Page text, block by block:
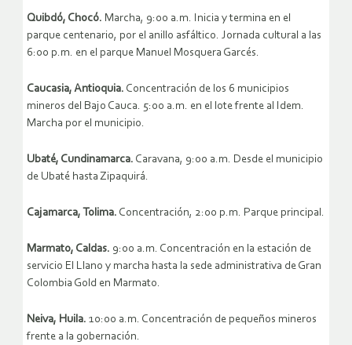
Quibdó, Chocó. Marcha, 9:00 a.m. Inicia y termina en el
parque centenario, por el anillo asfáltico. Jornada cultural a las
6:00 p.m. en el parque Manuel Mosquera Garcés.
Caucasia, Antioquia. Concentración de los 6 municipios
mineros del Bajo Cauca. 5:00 a.m. en el lote frente al Idem.
Marcha por el municipio.
Ubaté, Cundinamarca. Caravana, 9:00 a.m. Desde el municipio
de Ubaté hasta Zipaquirá.
Cajamarca, Tolima. Concentración, 2:00 p.m. Parque principal.
Marmato, Caldas. 9:00 a.m. Concentración en la estación de
servicio El Llano y marcha hasta la sede administrativa de Gran
Colombia Gold en Marmato.
Neiva, Huila. 10:00 a.m. Concentración de pequeños mineros
frente a la gobernación.